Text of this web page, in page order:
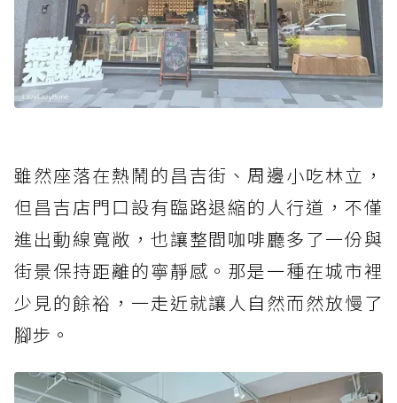
雖然座落在熱鬧的昌吉街、周邊小吃林立，
但昌吉店門口設有臨路退縮的人行道，不僅
進出動線寬敞，也讓整間咖啡廳多了一份與
街景保持距離的寧靜感。那是一種在城市裡
少見的餘裕，一走近就讓人自然而然放慢了
腳步。